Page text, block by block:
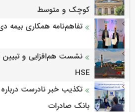
کوچک و متوسط
تفاهم‌نامه همکاری بیمه
نشست هم‌افزایی و تبیین
HSE
تکذیب خبر نادرست
بانک صادرات